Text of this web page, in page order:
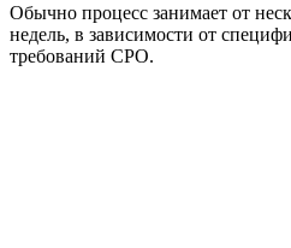
Обычно процесс занимает от
недель, в зависимости от
требований СРО.